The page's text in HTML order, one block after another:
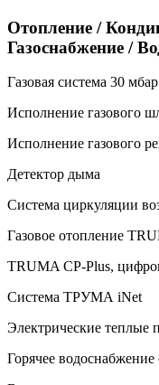
Отопление /
Газоснабжение /
Газовая система 30 мбар
Исполнение газового
Исполнение газового
Детектор дыма
Система циркуляции
Газовое отопление
TRUMA CP-Plus,
Система ТРУМА iNet
Электрические теплые
Горячее